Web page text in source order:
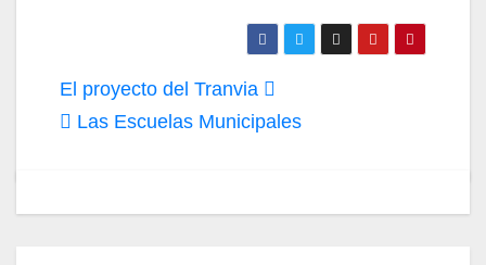
Navegación
de
El proyecto del Tranvia
Las Escuelas Municipales